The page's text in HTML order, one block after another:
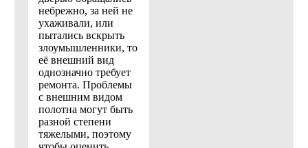
небрежно, за ней не
ухаживали, или
пытались вскрыть
злоумышленники, то
её внешний вид
однозначно требует
ремонта. Проблемы
с внешним видом
полотна могут быть
разной степени
тяжелыми, поэтому